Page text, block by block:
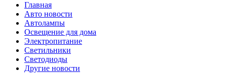
Главная
Авто новости
Автолампы
Освещение для дома
Электропитание
Светильники
Светодиоды
Другие новости